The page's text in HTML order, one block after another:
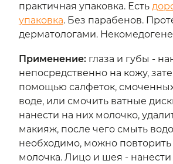
практичная упаковка. Есть
упаковка. Без парабенов.
дерматологами.
Применение:глаза и губы -
непосредственно на кожу,
помощью салфеток,
воде, или смочить ватные
нанести на них молочко,
макияж, после чего смыть
необходимо, можно
молочка. Лицо и шея -